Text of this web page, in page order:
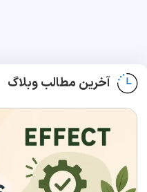
آخرین مطالب وبلاگ